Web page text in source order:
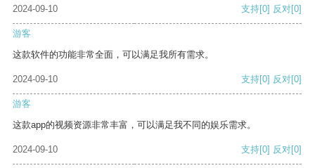
2024-09-10 支持[0] 反对[0]
游客
这款软件的功能非常全面，可以满足我所有需求。
2024-09-10 支持[0] 反对[0]
游客
这款app的视频资源非常丰富，可以满足我不同的娱乐需求。
2024-09-10 支持[0] 反对[0]